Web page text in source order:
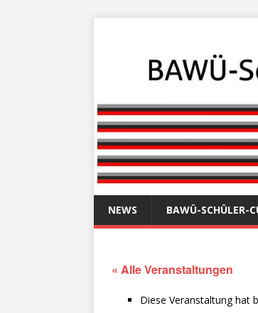
NEWS BAWÜ-SCHÜLER-
« Alle Veranstaltungen
Diese Veranstaltung hat